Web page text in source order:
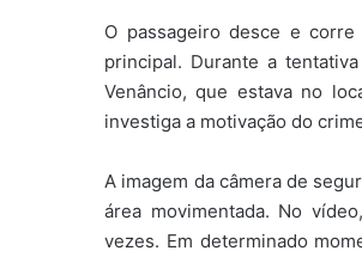
O passageiro desce e
principal. Durante a
Venâncio, que estava no
investiga a motivação do
A imagem da câmera de
área movimentada. No
vezes. Em determinado